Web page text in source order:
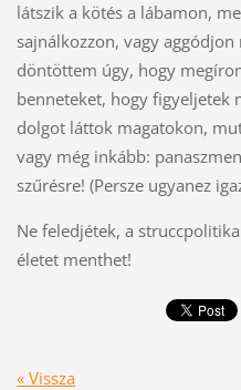
látszik a kötés a lábamon,
sajnálkozzon, vagy
döntöttem úgy, hogy
benneteket, hogy figyeljetek
dolgot láttok magatokon,
vagy még inkább:
szűrésre! (Persze ugyanez
Ne feledjétek, a
életet menthet!
« Vissza